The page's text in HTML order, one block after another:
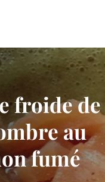
froide de
au
fumé